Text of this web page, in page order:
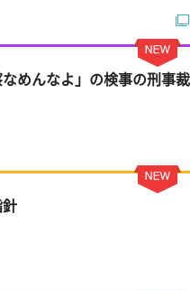
めんなよ」の検事の刑事裁